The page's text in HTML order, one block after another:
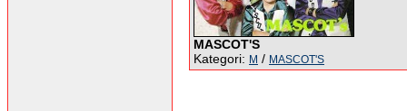
MASCOT'S
Kategori: M / MASCOT'S